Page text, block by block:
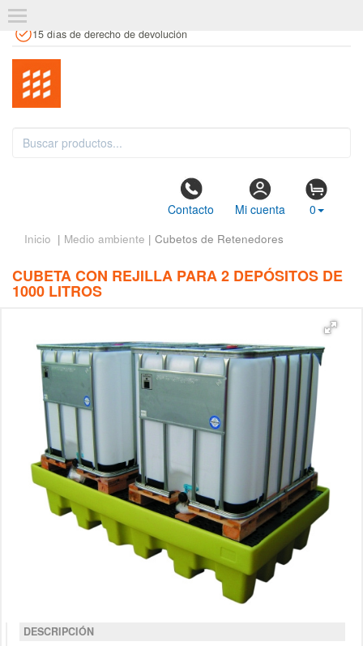
15 días de derecho de devolución
Contacto Mi cuenta 0
Inicio | Medio ambiente | Cubetos de Retenedores
CUBETA CON REJILLA PARA 2 DEPÓSITOS DE
1000 LITROS
DESCRIPCIÓN